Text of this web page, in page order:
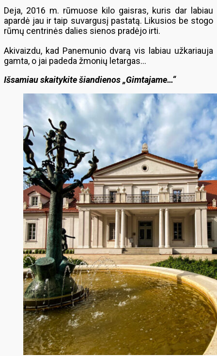
Deja, 2016 m. rūmuose kilo gaisras, kuris dar labiau
apardė jau ir taip suvargusį pastatą. Likusios be stogo
rūmų centrinės dalies sienos pradėjo irti.
Akivaizdu, kad Panemunio dvarą vis labiau užkariauja
gamta, o jai padeda žmonių letargas…
Išsamiau skaitykite šiandienos „Gimtajame…“